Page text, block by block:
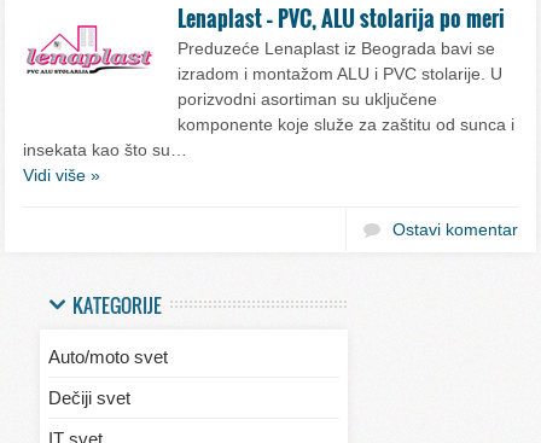
Lenaplast – PVC, ALU stolarija po meri
Preduzeće Lenaplast iz Beograda bavi se
izradom i montažom ALU i PVC stolarije. U
porizvodni asortiman su uključene
komponente koje služe za zaštitu od sunca i
insekata kao što su…
Vidi više »
Ostavi komentar
KATEGORIJE
Auto/moto svet
Dečiji svet